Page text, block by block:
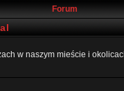
Forum
w naszym mieście i